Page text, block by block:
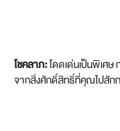
โชคลาภ:โดดเด่นเป็นพิเศษ
จากสิ่งศักดิ์สิทธิ์ที่คุณไปสัก